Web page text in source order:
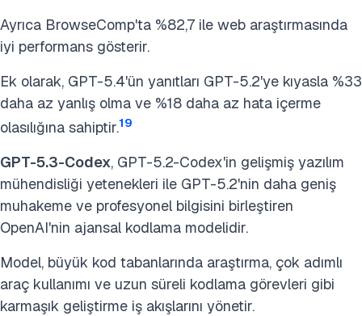
Ayrıca BrowseComp'ta %82,7 ile web araştırmasında
iyi performans gösterir.
Ek olarak, GPT-5.4'ün yanıtları GPT-5.2'ye kıyasla %33
daha az yanlış olma ve %18 daha az hata içerme
olasılığına sahiptir.19
GPT-5.3-Codex, GPT-5.2-Codex'in gelişmiş yazılım
mühendisliği yetenekleri ile GPT-5.2'nin daha geniş
muhakeme ve profesyonel bilgisini birleştiren
OpenAI'nin ajansal kodlama modelidir.
Model, büyük kod tabanlarında araştırma, çok adımlı
araç kullanımı ve uzun süreli kodlama görevleri gibi
karmaşık geliştirme iş akışlarını yönetir.